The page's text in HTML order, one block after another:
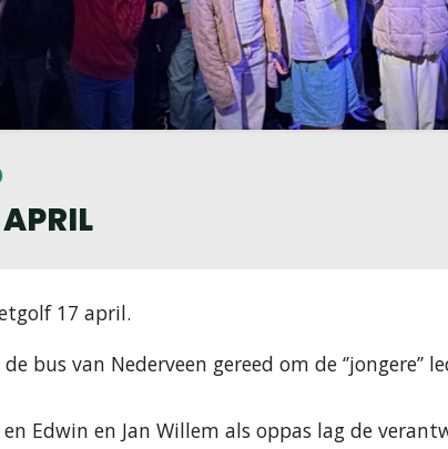
17 april.
bus van Nederveen gereed om de ‘’jongere’’
Edwin en Jan Willem als oppas lag de